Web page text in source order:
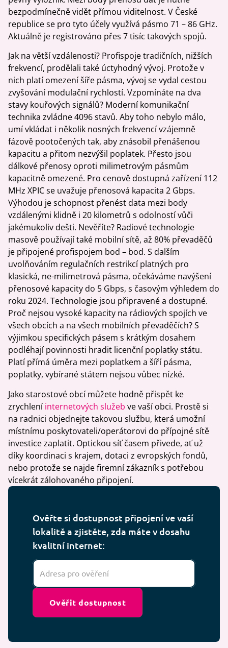
bezpodmínečně vidět přímou viditelnost. V České
republice se pro tyto účely využívá pásmo 71 – 86 GHz.
Aktuálně je registrováno přes 7 tisíc takových spojů.
Jak na větší vzdálenosti? Profispoje tradičních, nižších
frekvencí, prodělali také úctyhodný vývoj. Protože v
nich platí omezení šíře pásma, vývoj se vydal cestou
zvyšování modulační rychlostí. Vzpomínáte na dva
stavy kouřových signálů? Moderní komunikační
technika zvládne 4096 stavů. Aby toho nebylo málo,
umí vkládat i několik nosných frekvencí vzájemně
fázově pootočených tak, aby znásobil přenášenou
kapacitu a přitom nezvýšil poplatek. Přesto jsou
dálkové přenosy oproti milimetrovým pásmům
kapacitně omezené. Pro cenově dostupná zařízení 112
MHz XPIC se uvažuje přenosová kapacita 2 Gbps.
Výhodou je schopnost přenést data mezi body
vzdálenými klidně i 20 kilometrů s odolností vůči
jakémukoliv dešti. Nevěříte? Radiové technologie
masově používají také mobilní sítě, až 80% převaděčů
je připojené profispojem bod – bod. S dalším
uvolňováním regulačních restrikcí platných pro
klasická, ne-milimetrová pásma, očekáváme navýšení
přenosové kapacity do 5 Gbps, s časovým výhledem do
roku 2024. Technologie jsou připravené a dostupné.
Proč nejsou vysoké kapacity na rádiových spojích ve
všech obcích a na všech mobilních převaděčích? S
výjimkou specifických pásem s krátkým dosahem
podléhají povinnosti hradit licenční poplatky státu.
Platí přímá úměra mezi poplatkem a šíří pásma,
poplatky, vybírané státem nejsou vůbec nízké.
Jako starostové obcí můžete hodně přispět ke
zrychleníinternetových služeb ve vaší obci. Prostě si
na radnici objednejte takovou službu, která umožní
místnímu poskytovateli/operátorovi do přípojné sítě
investice zaplatit. Optickou síť časem přivede, ať už
díky koordinaci s krajem, dotaci z evropských fondů,
nebo protože se najde firemní zákazník s potřebou
vícekrát zálohovaného připojení.
Ověřte si dostupnost připojení ve vaší
lokalitě a zjistěte, zda máte v dosahu
kvalitní internet:
Ověřit dostupnost